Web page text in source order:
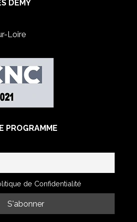
DEMY
Loire
PROGRAMME
de Confidentialité